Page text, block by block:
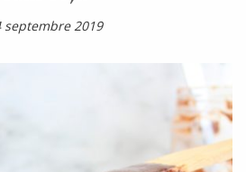
septembre 2019